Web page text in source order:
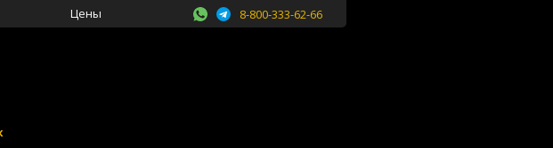
Цены 8-800-333-62-66